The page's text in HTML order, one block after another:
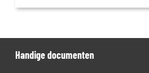
Handige documenten